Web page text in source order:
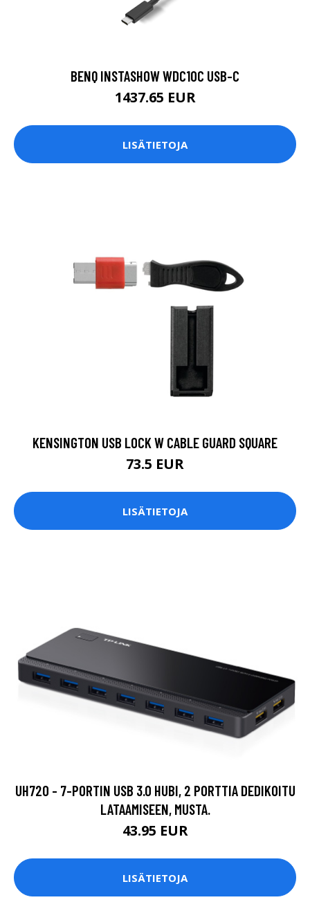
BENQ INSTASHOW WDC10C USB-C
1437.65 EUR
LISÄTIETOJA
KENSINGTON USB LOCK W CABLE GUARD SQUARE
73.5 EUR
LISÄTIETOJA
UH720 - 7-PORTIN USB 3.0 HUBI, 2 PORTTIA DEDIKOITU
LATAAMISEEN, MUSTA.
43.95 EUR
LISÄTIETOJA